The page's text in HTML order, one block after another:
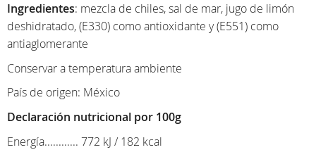
Ingredientes: mezcla de chiles, sal de mar, jugo de limón
deshidratado, (E330) como antioxidante y (E551) como
antiaglomerante
Conservar a temperatura ambiente
País de origen: México
Declaración nutricional por 100g
Energía............ 772 kJ / 182 kcal